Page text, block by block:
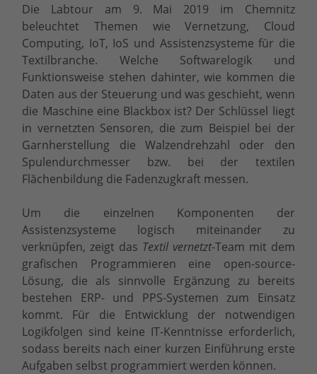
Die Labtour am 9. Mai 2019 im Chemnitz
beleuchtet Themen wie Vernetzung, Cloud
Computing, IoT, IoS und Assistenzsysteme für die
Textilbranche. Welche Softwarelogik und
Funktionsweise stehen dahinter, wie kommen die
Daten aus der Steuerung und was geschieht, wenn
die Maschine eine Blackbox ist? Der Schlüssel liegt
in vernetzten Sensoren, die zum Beispiel bei der
Garnherstellung die Walzendrehzahl oder den
Spulendurchmesser bzw. bei der textilen
Flächenbildung die Fadenzugkraft messen.
Um die einzelnen Komponenten der
Assistenzsysteme logisch miteinander zu
verknüpfen, zeigt das Textil vernetzt-Team mit dem
grafischen Programmieren eine open-source-
Lösung, die als sinnvolle Ergänzung zu bereits
bestehen ERP- und PPS-Systemen zum Einsatz
kommt. Für die Entwicklung der notwendigen
Logikfolgen sind keine IT-Kenntnisse erforderlich,
sodass bereits nach einer kurzen Einführung erste
Aufgaben selbst programmiert werden können.